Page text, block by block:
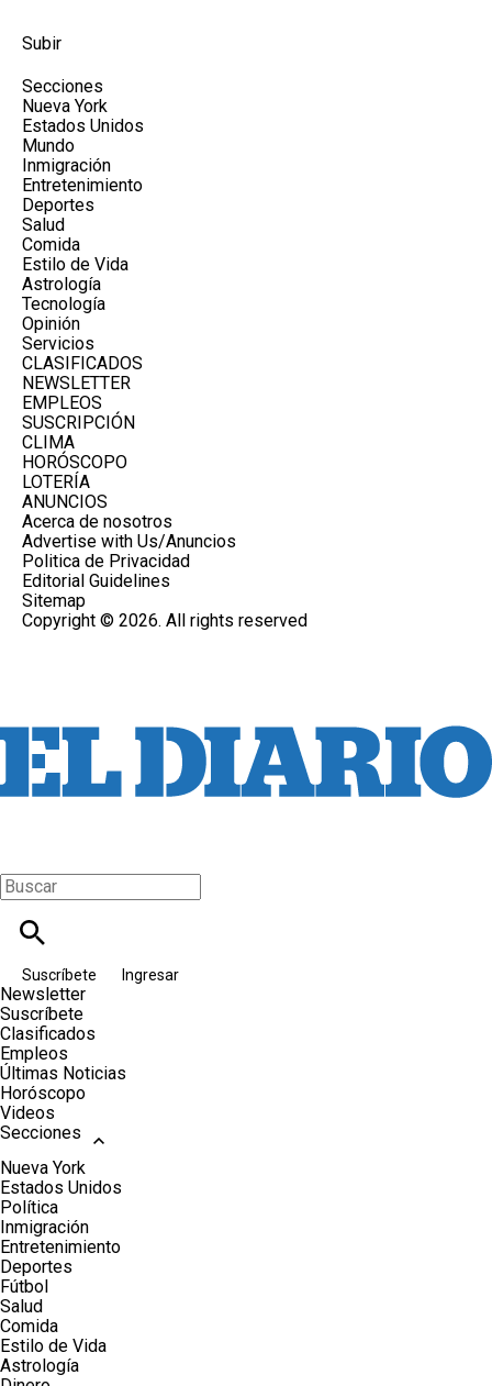
Subir
Secciones
Nueva York
Estados Unidos
Mundo
Inmigración
Entretenimiento
Deportes
Salud
Comida
Estilo de Vida
Astrología
Tecnología
Opinión
Servicios
CLASIFICADOS
NEWSLETTER
EMPLEOS
SUSCRIPCIÓN
CLIMA
HORÓSCOPO
LOTERÍA
ANUNCIOS
Acerca de nosotros
Advertise with Us/Anuncios
Politica de Privacidad
Editorial Guidelines
Sitemap
Copyright © 2026. All rights reserved
Suscríbete Ingresar
Newsletter
Suscríbete
Clasificados
Empleos
Últimas Noticias
Horóscopo
Videos
Secciones
Nueva York
Estados Unidos
Política
Inmigración
Entretenimiento
Deportes
Fútbol
Salud
Comida
Estilo de Vida
Astrología